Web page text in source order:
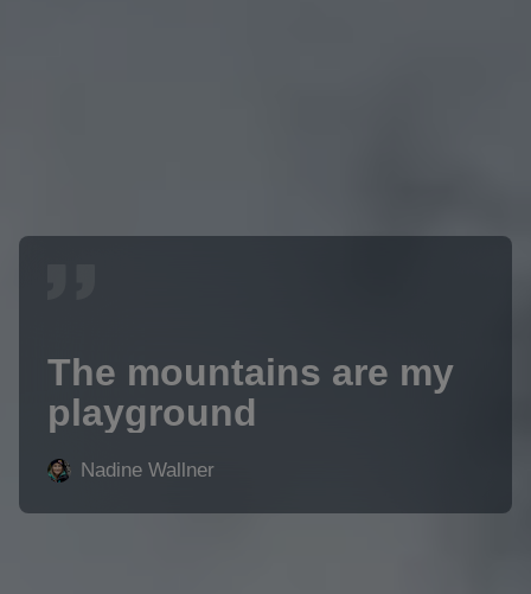
The mountains are my
playground
Nadine Wallner